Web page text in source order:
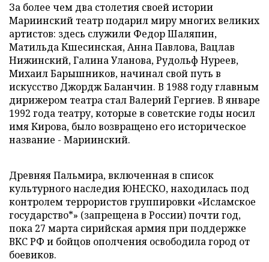
За более чем два столетия своей истории
Мариинский театр подарил миру многих великих
артистов: здесь служили Федор Шаляпин,
Матильда Кшесинская, Анна Павлова, Вацлав
Нижинский, Галина Уланова, Рудольф Нуреев,
Михаил Барышников, начинал свой путь в
искусство Джордж Баланчин. В 1988 году главным
дирижером театра стал Валерий Гергиев. В январе
1992 года театру, которые в советские годы носил
имя Кирова, было возвращено его историческое
название - Мариинский.
Древняя Пальмира, включенная в список
культурного наследия ЮНЕСКО, находилась под
контролем террористов группировки «Исламское
государство*» (запрещена в России) почти год,
пока 27 марта сирийская армия при поддержке
ВКС РФ и бойцов ополчения освободила город от
боевиков.